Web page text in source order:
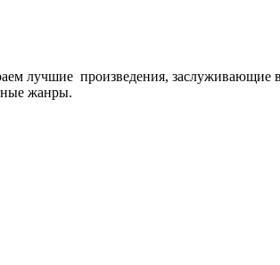
лучшие произведения, заслуживающие
жанры.